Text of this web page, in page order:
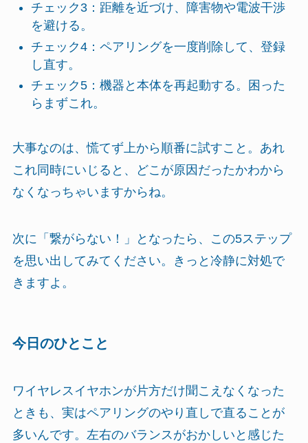
チェック3：距離を近づけ、障害物や電波干渉
を避ける。
チェック4：ペアリングを一度削除して、登録
し直す。
チェック5：機器と本体を再起動する。困った
らまずこれ。
大事なのは、慌てず上から順番に試すこと。あれ
これ同時にいじると、どこが原因だったかわから
なくなっちゃいますからね。
次に「繋がらない！」となったら、この5ステップ
を思い出してみてください。きっと冷静に対処で
きますよ。
今日のひとこと
ワイヤレスイヤホンが片方だけ聞こえなくなった
ときも、実はペアリングのやり直しで直ることが
多いんです。左右のバランスがおかしいと感じた